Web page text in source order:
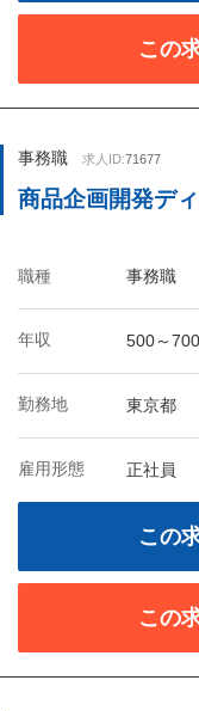
この
事務職 求人ID:71677
商品企画開発デ
職種 事務職
年収 500～
勤務地 東京都
雇用形態 正社員
この
この